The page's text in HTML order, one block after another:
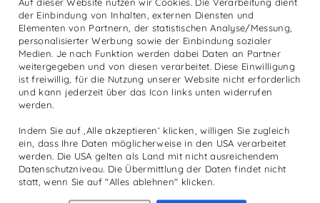
Griff
Menge
Artikelnummer: n. v.
Beschreibung Zusätzliche Informationen
enemeht Rubber 3-GRIP DISC PLATES – SCHWARZ
Die drei Ausnehmungen ermöglichen ein einfaches Tragen
der Plates. Zudem können somit auch sämtliche Übungen
durchgeführt werden, die eine Hantelscheibe als
der Einbindung von Inhalten, externen Diensten und
Elementen von Partnern, der statistischen Analyse/Messung,
personalisierter Werbung sowie der Einbindung sozialer
Medien. Je nach Funktion werden dabei Daten an Partner
weitergegeben und von diesen verarbeitet. Diese Einwilligung
ist freiwillig, für die Nutzung unserer Website nicht erforderlich
und kann jederzeit über das Icon links unten widerrufen
werden.
Indem Sie auf ‚Alle akzeptieren‘ klicken, willigen Sie zugleich
ein, dass Ihre Daten möglicherweise in den USA verarbeitet
werden. Die USA gelten als Land mit nicht ausreichendem
Datenschutzniveau. Die Übermittlung der Daten findet nicht
statt, wenn Sie auf "Alles ablehnen" klicken.